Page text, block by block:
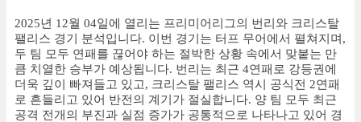
2025년 12월 04일에 열리는 프리미어리그의 번리와 크리스탈
팰리스 경기 분석입니다. 이번 경기는 터프 무어에서 펼쳐지며,
두 팀 모두 연패를 끊어야 하는 절박한 상황 속에서 맞붙는 만
큼 치열한 승부가 예상됩니다. 번리는 최근 4연패로 강등권에
더욱 깊이 빠져들고 있고, 크리스탈 팰리스 역시 공식전 2연패
로 흔들리고 있어 반전의 계기가 절실합니다. 양 팀 모두 최근
공격 전개의 부진과 실점 증가가 공통적으로 나타나고 있어 경